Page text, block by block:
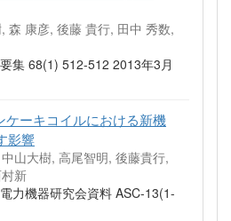
森 康彦, 後藤 貴行, 田中 秀数,
集 68(1) 512-512 2013年3月
ーキコイルにおける新機
影響
山大樹, 高尾智明, 後藤貴行,
新
力機器研究会資料 ASC-13(1-